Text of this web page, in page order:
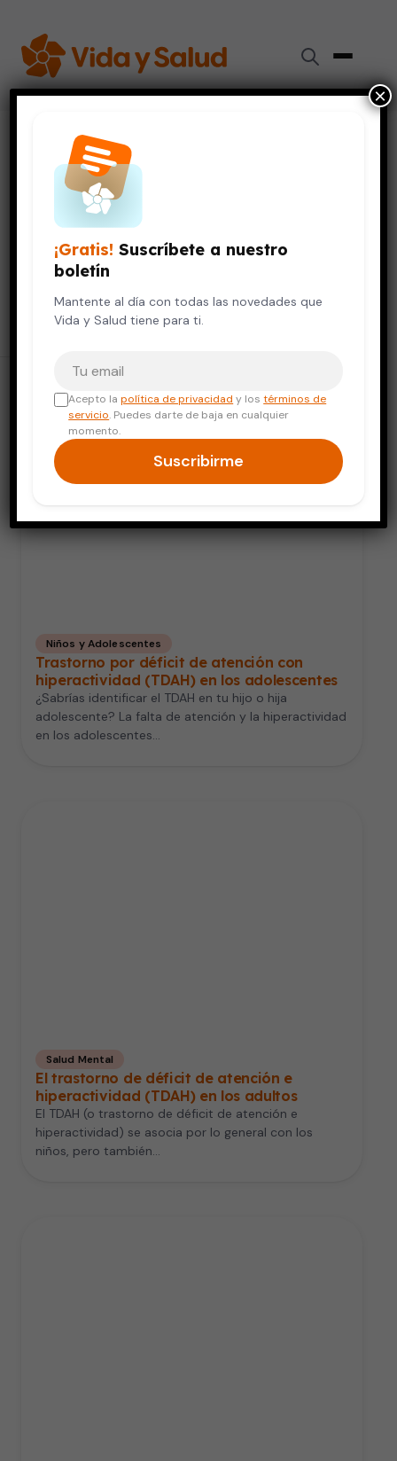
Resultados para "
por Déficit de Atención e
Hiperactividad
48 resultados encontrados
Buscar: Buscar
Niños y Adolescentes
Trastorno por déficit de atención con
hiperactividad (TDAH) en los adolescentes
¿Sabrías identificar el TDAH en tu hijo o hija
adolescente? La falta de atención y la hiperactividad
en los adolescentes…
Salud Mental
El trastorno de déficit de atención e
hiperactividad (TDAH) en los adultos
El TDAH (o trastorno de déficit de atención e
hiperactividad) se asocia por lo general con los
niños, pero también…
¡Gratis! Suscríbete a nuestro
boletín
Mantente al día con todas las novedades que
Vida y Salud tiene para ti.
Acepto lapolítica de privacidad y lostérminos de
servicio. Puedes darte de baja en cualquier
momento.
Suscribirme
×